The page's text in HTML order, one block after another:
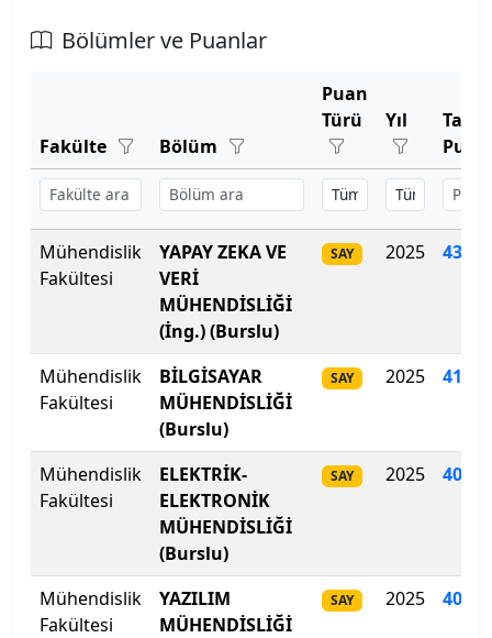
Başkent Üniversitesi
Başkent Üniversitesi
Başkent Üniversitesi
Batman Üniversitesi
Bayburt Üniversitesi
Beykoz Üniversitesi
Bezm-İ Alem Vakıf Üniversitesi
Bilecik Şeyh Edebali Üniversitesi
Bingöl Üniversitesi
Bölümler ve Puanlar
Fakülte Bölüm
Puan
Türü
Yıl
Puan
Mühendislik
Fakültesi
YAPAY ZEKA VE
VERİ
MÜHENDİSLİĞİ
(İng.) (Burslu)
SAY 2025 433
Mühendislik
Fakültesi
BİLGİSAYAR
MÜHENDİSLİĞİ
(Burslu)
SAY 2025 415
Mühendislik
Fakültesi
ELEKTRİK-
ELEKTRONİK
MÜHENDİSLİĞİ
(Burslu)
SAY 2025
Mühendislik
Fakültesi
YAZILIM
MÜHENDİSLİĞİ
SAY 2025 406